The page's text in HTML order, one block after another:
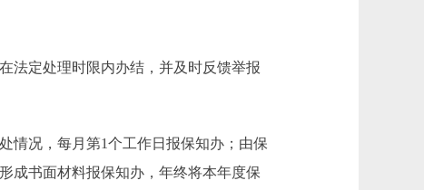
定处理时限内办结，并及时反馈举报
况，每月第1个工作日报保知办；由保
成书面材料报保知办，年终将本年度保